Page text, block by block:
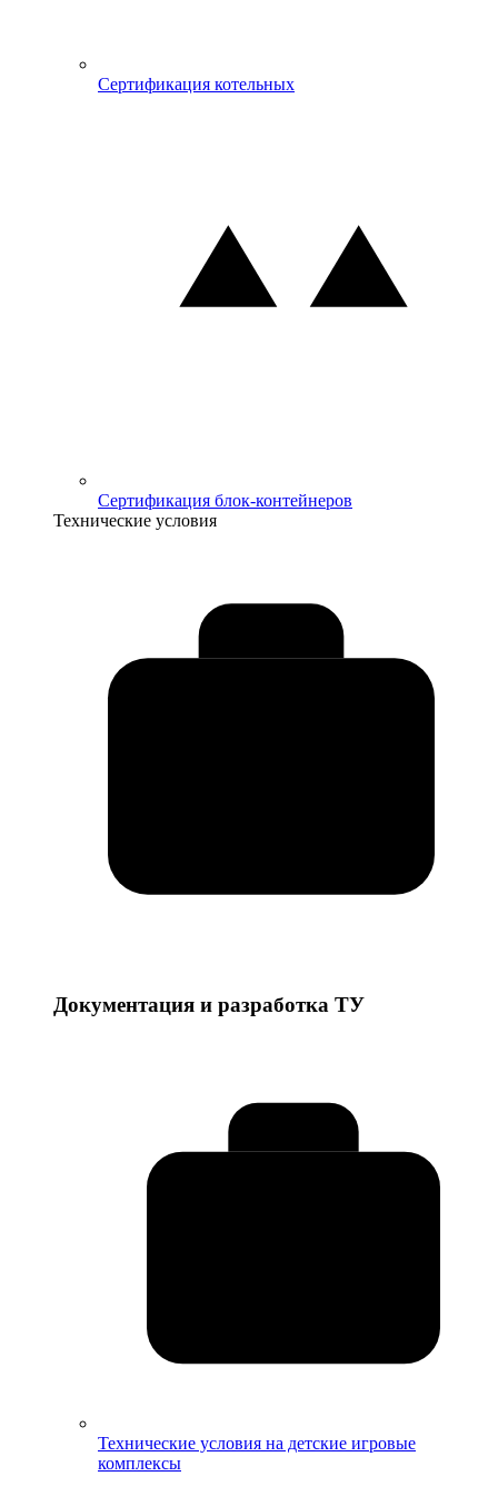
Сертификация котельных
Сертификация блок-контейнеров
Технические условия
Документация и разработка ТУ
Технические условия на детские игровые
комплексы